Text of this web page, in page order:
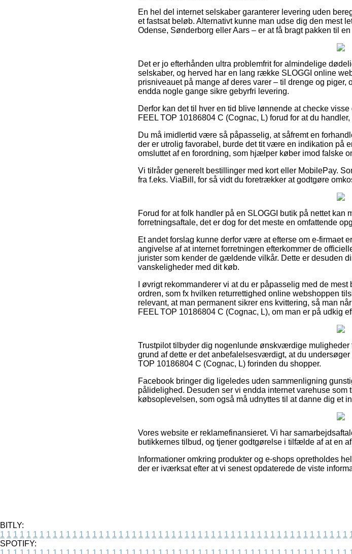
En hel del internet selskaber garanterer levering uden
et fastsat beløb. Alternativt kunne man udse dig den mest
Odense, Sønderborg eller Aars – er at få bragt pakken til
Det er jo efterhånden ultra problemfrit for almindelige
selskaber, og herved har en lang række SLOGGI online
prisniveauet på mange af deres varer – til drenge og
endda nogle gange sikre gebyrfri levering.
Derfor kan det til hver en tid blive lønnende at checke
FEEL TOP 10186804 C (Cognac, L) forud for at du
Du må imidlertid være så påpasselig, at såfremt en
der er utrolig favorabel, burde det tit være en indikation på
omsluttet af en forordning, som hjælper køber imod falske
Vi tilråder generelt bestillinger med kort eller MobilePay.
fra f.eks. ViaBill, for så vidt du foretrækker at godtgøre
Forud for at folk handler på en SLOGGI butik på nettet
forretningsaftale, det er dog for det meste en omfattende
Et andet forslag kunne derfor være at efterse om e-firmaet
angivelse af at internet forretningen efterkommer de
jurister som kender de gældende vilkår. Dette er desuden
vanskeligheder med dit køb.
I øvrigt rekommanderer vi at du er påpasselig med de
ordren, som fx hvilken returrettighed online webshoppen
relevant, at man permanent sikrer ens kvittering, så man
FEEL TOP 10186804 C (Cognac, L), om man er på udkig
Trustpilot tilbyder dig nogenlunde ønskværdige
grund af dette er det anbefalelsesværdigt, at du
TOP 10186804 C (Cognac, L) forinden du shopper.
Facebook bringer dig ligeledes uden sammenligning
pålidelighed. Desuden ser vi endda internet varehuse som
købsoplevelsen, som også må udnyttes til at danne dig et
Vores website er reklamefinansieret. Vi har
butikkernes tilbud, og tjener godtgørelse i tilfælde af at en
Informationer omkring produkter og e-shops opretholdes
der er iværksat efter at vi senest opdaterede de viste
BITLY:
1 1 1 1 1 1 1 1 1 1 1 1 1 1 1 1 1 1 1 1 1 1 1 1 1 1 1 1 1 1 1 1 1 1 1 1 1 1 1 1 1 1 1 1 1 1 1 1 1 1 1 1 1
SPOTIFY: